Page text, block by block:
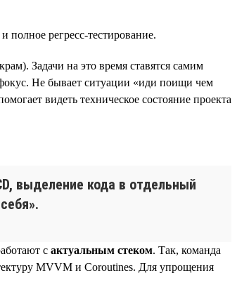
полное регресс-тестирование.
Задачи на это время ставятся самим
Не бывает ситуации «иди поищи чем
видеть техническое состояние проекта
выделение кода в отдельный
с актуальным стеком. Так, команда
MVVM и Coroutines. Для упрощения